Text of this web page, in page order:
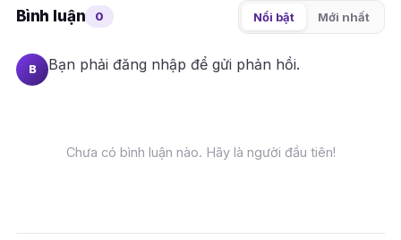
Bình luận 0 Nổi bật Mới nhất
B Bạn phải đăng nhập để gửi phản hồi.
Chưa có bình luận nào. Hãy là người đầu tiên!